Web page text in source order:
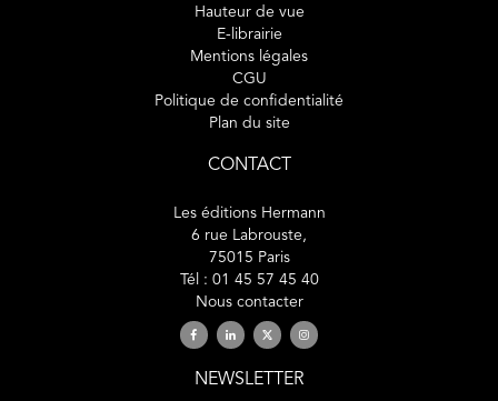
Hauteur de vue
E-librairie
Mentions légales
CGU
Politique de confidentialité
Plan du site
CONTACT
Les éditions Hermann
6 rue Labrouste,
75015 Paris
Tél : 01 45 57 45 40
Nous contacter
NEWSLETTER